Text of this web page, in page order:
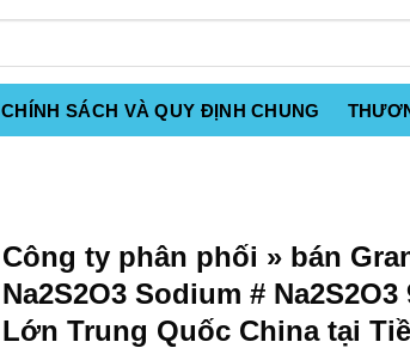
CHÍNH SÁCH VÀ QUY ĐỊNH CHUNG
Công ty phân phối » bán
Na2S2O3 Sodium # Na2S2O3
Lớn Trung Quốc China tại